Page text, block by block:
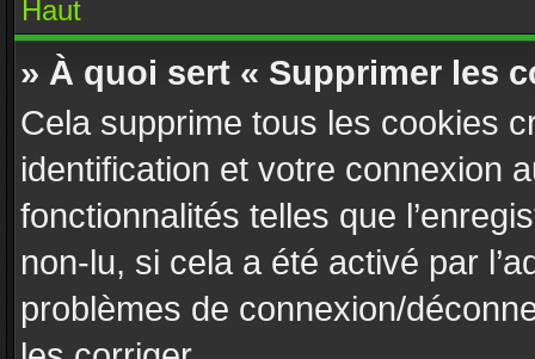
Haut
» À quoi sert « Supprimer les
Cela supprime tous les cookies
identification et votre connexion
fonctionnalités telles que
non-lu, si cela a été activé par
problèmes de connexion/